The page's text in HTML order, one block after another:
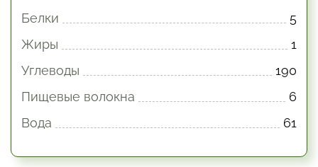
Белки
5
Жиры
1
Углеводы
190
Пищевые волокна
6
Вода
61